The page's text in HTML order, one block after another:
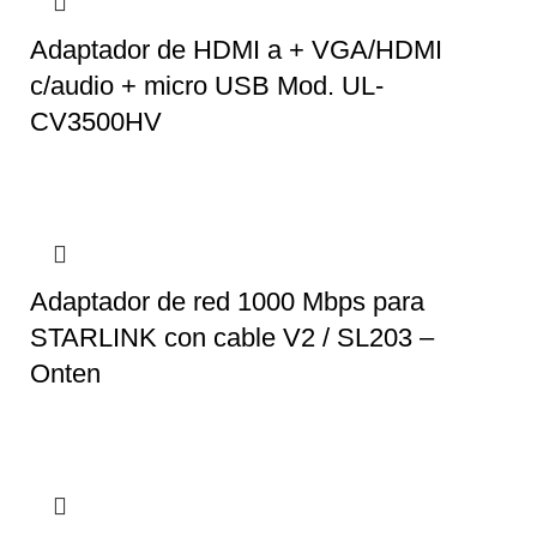
Adaptador de HDMI a + VGA/HDMI
c/audio + micro USB Mod. UL-
CV3500HV
Adaptador de red 1000 Mbps para
STARLINK con cable V2 / SL203 –
Onten